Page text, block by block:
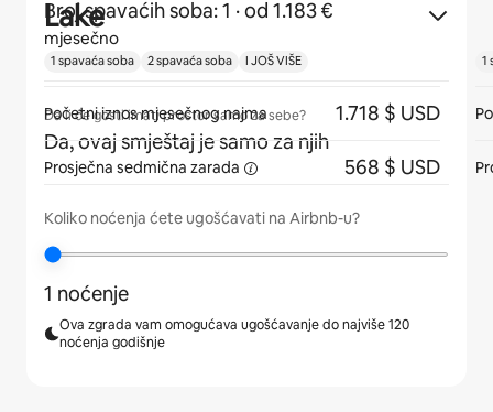
Broj spavaćih soba: 1 · od 1.183 €
mjesečno
Da li će gosti imati prostor samo za sebe?
Da, ovaj smještaj je samo za njih
Koliko noćenja ćete ugošćavati na Airbnb-u?
1 noćenje
Ova zgrada vam omogućava ugošćavanje do najviše 120
noćenja godišnje
Lake
1 spavaća soba 2 spavaća soba I JOŠ VIŠE
Početni iznos mjesečnog najma 1.718 $ USD
Prosječna sedmična zarada 568 $ USD
1